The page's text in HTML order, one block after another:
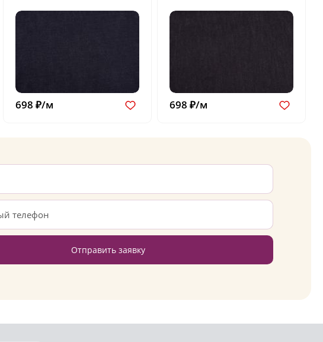
698 ₽/м 698 ₽/м
Отправить заявку